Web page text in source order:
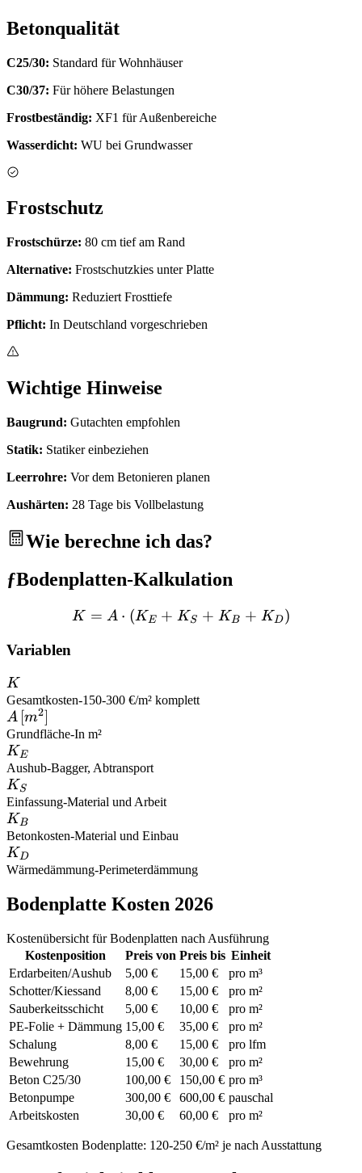
Betonqualität
C25/30: Standard für Wohnhäuser
C30/37: Für höhere Belastungen
Frostbeständig: XF1 für Außenbereiche
Wasserdicht: WU bei Grundwasser
Frostschutz
Frostschürze: 80 cm tief am Rand
Alternative: Frostschutzkies unter Platte
Dämmung: Reduziert Frosttiefe
Pflicht: In Deutschland vorgeschrieben
Wichtige Hinweise
Baugrund: Gutachten empfohlen
Statik: Statiker einbeziehen
Leerrohre: Vor dem Betonieren planen
Aushärten: 28 Tage bis Vollbelastung
Wie berechne ich das?
ƒBodenplatten-Kalkulation
K = A \cdot (K_E + K_S
K = A ⋅ (KE + KS + KB + KD)
Variablen
K
K
Gesamtkosten-150-300 €/m² komplett
A \,
[m^2]
A [m2]
Grundfläche-In m²
K_E
KE
Aushub-Bagger, Abtransport
K_S
KS
Einfassung-Material und Arbeit
K_B
KB
Betonkosten-Material und Einbau
K_D
KD
Wärmedämmung-Perimeterdämmung
Bodenplatte Kosten 2026
Kostenübersicht für Bodenplatten nach Ausführung
Kostenposition
Preis von Preis bis Einheit
Erdarbeiten/Aushub
5,00 € 15,00 €
pro m³
Schotter/Kiessand
8,00 € 15,00 €
pro m²
Sauberkeitsschicht
5,00 € 10,00 €
pro m²
PE-Folie + Dämmung 15,00 € 35,00 €
pro m²
Schalung
8,00 € 15,00 €
pro lfm
Bewehrung
15,00 € 30,00 €
pro m²
Beton C25/30
100,00 € 150,00 € pro m³
Betonpumpe
300,00 € 600,00 € pauschal
Arbeitskosten
30,00 € 60,00 € pro m²
Gesamtkosten Bodenplatte: 120-250 €/m² je nach Ausstattung